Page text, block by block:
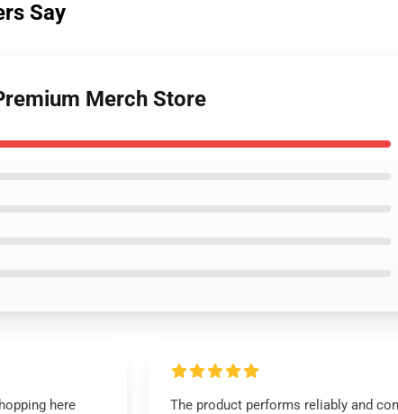
Say
Merch Store
here
The product performs reliably and